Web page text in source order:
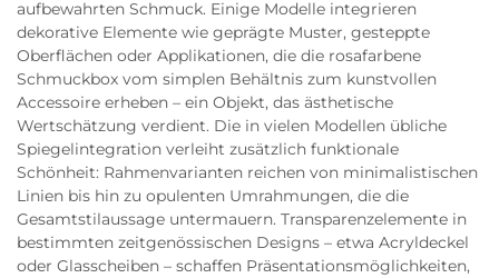
aufbewahrten Schmuck. Einige Modelle integrieren
dekorative Elemente wie geprägte Muster, gesteppte
Oberflächen oder Applikationen, die die rosafarbene
Schmuckbox vom simplen Behältnis zum kunstvollen
Accessoire erheben – ein Objekt, das ästhetische
Wertschätzung verdient. Die in vielen Modellen übliche
Spiegelintegration verleiht zusätzlich funktionale
Schönheit: Rahmenvarianten reichen von minimalistischen
Linien bis hin zu opulenten Umrahmungen, die die
Gesamtstilaussage untermauern. Transparenzelemente in
bestimmten zeitgenössischen Designs – etwa Acryldeckel
oder Glasscheiben – schaffen Präsentationsmöglichkeiten,